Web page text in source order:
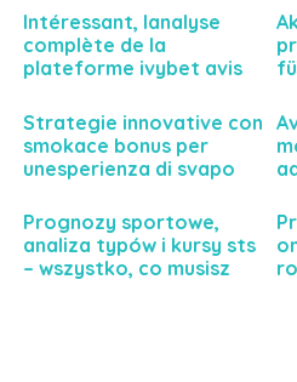
erwarten Sie
Intéressant, lanalyse
complète de la
plateforme ivybet avis
et intelligemment
Strategie innovative con
smokace bonus per
unesperienza di svapo
precedenti
Prognozy sportowe,
analiza typów i kursy sts
– wszystko, co musisz